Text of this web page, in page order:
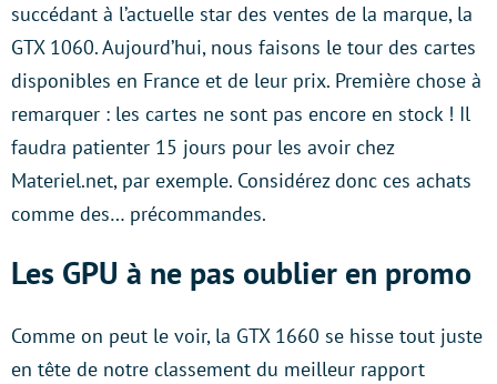
succédant à l’actuelle star des ventes de la marque, la
GTX 1060. Aujourd’hui, nous faisons le tour des cartes
disponibles en France et de leur prix. Première chose à
remarquer : les cartes ne sont pas encore en stock ! Il
faudra patienter 15 jours pour les avoir chez
Materiel.net, par exemple. Considérez donc ces achats
comme des… précommandes.
Les GPU à ne pas oublier en promo
Comme on peut le voir, la GTX 1660 se hisse tout juste
en tête de notre classement du meilleur rapport